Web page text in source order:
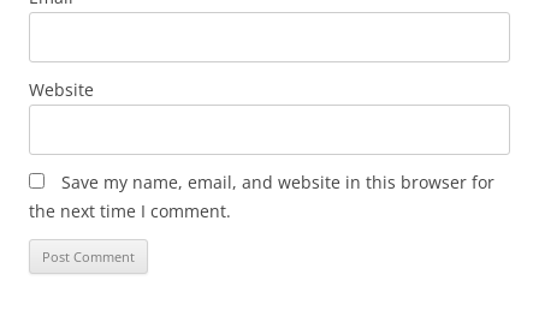
Website
Save my name, email, and website in this browser for
the next time I comment.